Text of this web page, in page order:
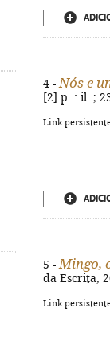
4 - Nós e
[2] p. : il. ;
Link
5 - Mingo,
da Escrita,
Link